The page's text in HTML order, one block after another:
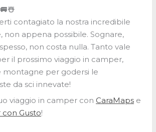
contagiato la nostra incredibile
non appena possibile. Sognare,
non costa nulla. Tanto vale
il prossimo viaggio in camper,
montagne per godersi le
da sci innevate!
viaggio in camper con CaraMaps e
Gusto!